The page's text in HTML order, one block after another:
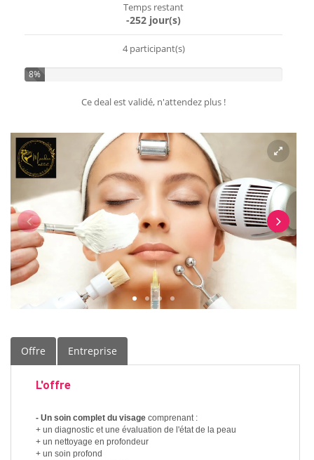
Temps restant
-252 jour(s)
4 participant(s)
8%
Ce deal est validé, n'attendez plus !
Offre Entreprise
L'offre
- Un soin complet du visage comprenant :
+ un diagnostic et une évaluation de l'état de la peau
+ un nettoyage en profondeur
+ un soin profond